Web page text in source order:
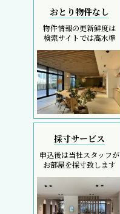
おとり物件なし
物件情報の更新鮮度は
検索サイトでは高水準
採寸サービス
申込後は当社スタッフが
お部屋を採寸致します